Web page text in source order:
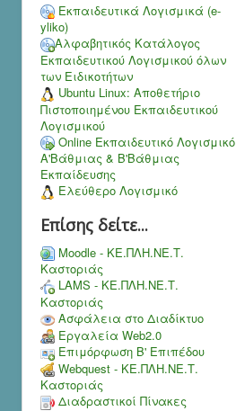
Εκπαιδευτικά Λογισμικά (e-
yliko)
Αλφαβητικός Κατάλογος
Εκπαιδευτικού Λογισμικού όλων
των Ειδικοτήτων
Ubuntu Linux: Αποθετήριο
Πιστοποιημένου Εκπαιδευτικού
Λογισμικού
Online Εκπαιδευτικό Λογισμικό
Α'Βάθμιας & Β'Βάθμιας
Εκπαίδευσης
Ελεύθερο Λογισμικό
Επίσης δείτε...
Moodle - ΚΕ.ΠΛΗ.ΝΕ.Τ.
Καστοριάς
LAMS - ΚΕ.ΠΛΗ.ΝΕ.Τ.
Καστοριάς
Ασφάλεια στο Διαδίκτυο
Εργαλεία Web2.0
Επιμόρφωση Β' Επιπέδου
Webquest - ΚΕ.ΠΛΗ.ΝΕ.Τ.
Καστοριάς
Διαδραστικοί Πίνακες